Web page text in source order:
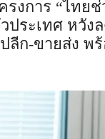
การ “ไทยช่
ระเทศ หวัง
ลีก-ขายส่ง พ